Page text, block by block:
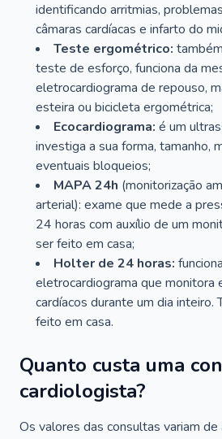
identificando arritmias,
câmaras cardíacas e infarto do
Teste ergométrico:
teste de esforço, funciona da
eletrocardiograma de repouso,
esteira ou bicicleta ergométrica;
Ecocardiograma: é um
investiga a sua forma, tamanho,
eventuais bloqueios;
MAPA 24h (monitorização
arterial): exame que mede a
24 horas com auxílio de um
ser feito em casa;
Holter de 24 horas:
eletrocardiograma que monitora
cardíacos durante um dia inteiro.
feito em casa.
Quanto custa uma
cardiologista?
Os valores das consultas variam de